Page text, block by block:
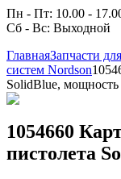
Пн - Пт: 10.00 -
Сб - Вс: Выходной
ГлавнаяЗапчасти
систем Nordson
SolidBlue,
1054660
пистолета